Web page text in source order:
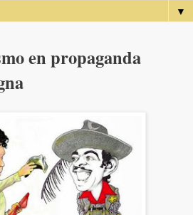
▼
en propaganda